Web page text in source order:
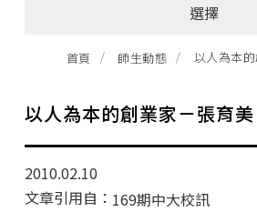
選擇
全部消息
EMBA招生公告
學分班招生公告
行政公告
師生動態
首頁 師生動態 以人為本
以人為本的創業家－張育美
2010.02.10
文章引用自： 169期中大校訊